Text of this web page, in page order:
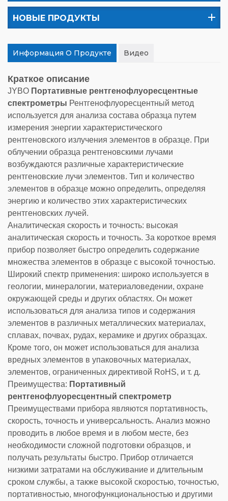
НОВЫЕ ПРОДУКТЫ
Информация О Продукте Видео
Краткое описание
JYBO Портативные рентгенофлуоресцентные
спектрометры Рентгенофлуоресцентный метод
используется для анализа состава образца путем
измерения энергии характеристического
рентгеновского излучения элементов в образце. При
облучении образца рентгеновскими лучами
возбуждаются различные характеристические
рентгеновские лучи элементов. Тип и количество
элементов в образце можно определить, определяя
энергию и количество этих характеристических
рентгеновских лучей.
Аналитическая скорость и точность: высокая
аналитическая скорость и точность. За короткое время
прибор позволяет быстро определить содержание
множества элементов в образце с высокой точностью.
Широкий спектр применения: широко используется в
геологии, минералогии, материаловедении, охране
окружающей среды и других областях. Он может
использоваться для анализа типов и содержания
элементов в различных металлических материалах,
сплавах, почвах, рудах, керамике и других образцах.
Кроме того, он может использоваться для анализа
вредных элементов в упаковочных материалах,
элементов, ограниченных директивой RoHS, и т. д.
Преимущества: Портативный
рентгенофлуоресцентный спектрометр
Преимуществами прибора являются портативность,
скорость, точность и универсальность. Анализ можно
проводить в любое время и в любом месте, без
необходимости сложной подготовки образцов, и
получать результаты быстро. Прибор отличается
низкими затратами на обслуживание и длительным
сроком службы, а также высокой скоростью, точностью,
портативностью, многофункциональностью и другими